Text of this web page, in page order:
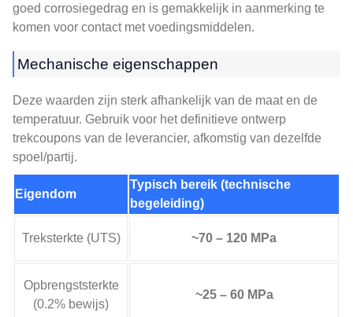
goed corrosiegedrag en is gemakkelijk in aanmerking te
komen voor contact met voedingsmiddelen.
Mechanische eigenschappen
Deze waarden zijn sterk afhankelijk van de maat en de
temperatuur. Gebruik voor het definitieve ontwerp
trekcoupons van de leverancier, afkomstig van dezelfde
spoel/partij.
Eigendom
Typisch bereik (technische
begeleiding)
Treksterkte (UTS) ~70 – 120 MPa
Opbrengststerkte
(0.2% bewijs)
~25 – 60 MPa